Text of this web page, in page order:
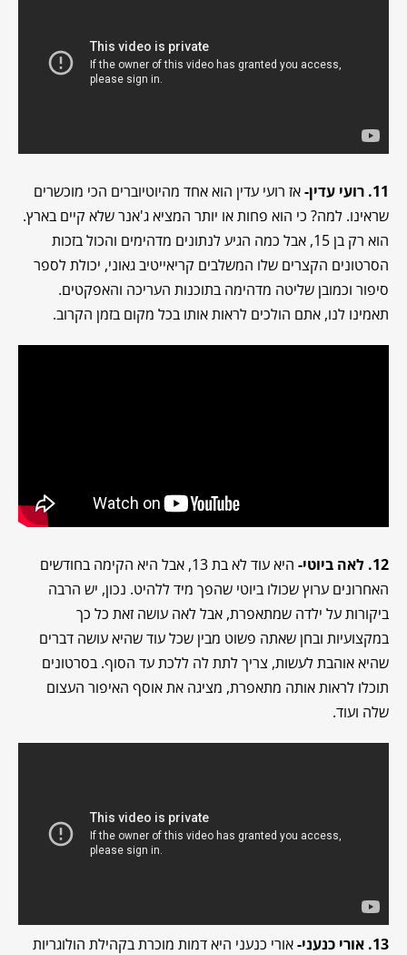
11. רועי עדין-
אז רועי עדין הוא אחד מהיוטיוברים הכי מוכשרים
שראינו. למה? כי הוא פחות או יותר המציא ג'אנר שלא קיים בארץ.
הוא רק בן 15, אבל כמה הגיע לנתונים מדהימים והכול בזכות
הסרטונים הקצרים שלו המשלבים קריאייטיב גאוני, יכולת לספר
סיפור וכמובן שליטה מדהימה בתוכנות העריכה והאפקטים.
תאמינו לנו, אתם הולכים לראות אותו בכל מקום בזמן הקרוב.
12. לאה ביוטי-
היא עוד לא בת 13, אבל היא הקימה בחודשים
האחרונים ערוץ שכולו ביוטי שהפך מיד ללהיט. נכון, יש הרבה
ביקורות על ילדה שמתאפרת, אבל לאה עושה זאת כל כך
במקצועיות ובחן שאתה פשוט מבין שכל עוד שהיא עושה דברים
שהיא אוהבת לעשות, צריך לתת לה ללכת עד הסוף. בסרטונים
תוכלו לראות אותה מתאפרת, מציגה את אוסף האיפור העצום
שלה ועוד.
13. אורי כנעני-
אורי כנעני היא דמות מוכרת בקהילת הולוגריות